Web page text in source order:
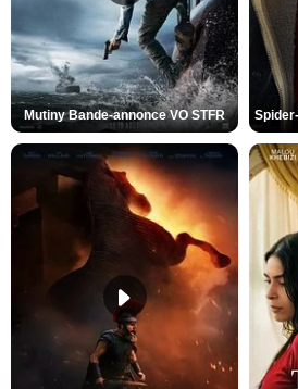
Mutiny Bande-annonce VO STFR